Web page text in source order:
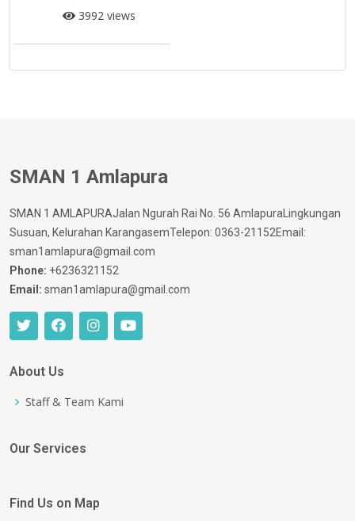
3992 views
SMAN 1 Amlapura
SMAN 1 AMLAPURAJalan Ngurah Rai No. 56 AmlapuraLingkungan
Susuan, Kelurahan KarangasemTelepon: 0363-21152Email:
sman1amlapura@gmail.com
Phone: +6236321152
Email: sman1amlapura@gmail.com
About Us
Staff & Team Kami
Our Services
Find Us on Map